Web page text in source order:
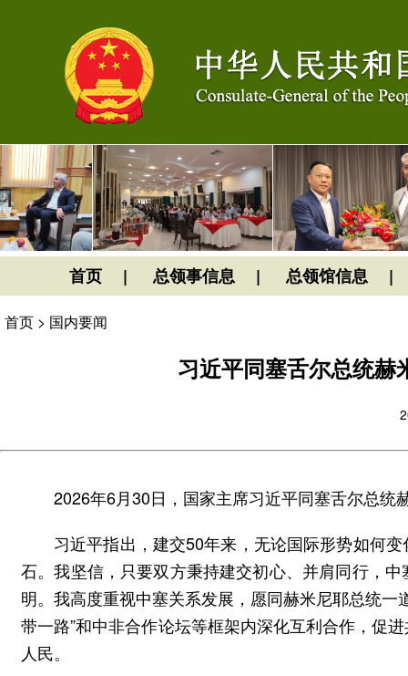
首页 总领事信息 总领馆信息
首页 > 国内要闻
习近平同塞舌尔总统赫
2026年6月30日，国家主席习近平同塞舌尔总统
习近平指出，建交50年来，无论国际形势如何
石。我坚信，只要双方秉持建交初心、并肩同行，
明。我高度重视中塞关系发展，愿同赫米尼耶总统
带一路”和中非合作论坛等框架内深化互利合作，促
人民。